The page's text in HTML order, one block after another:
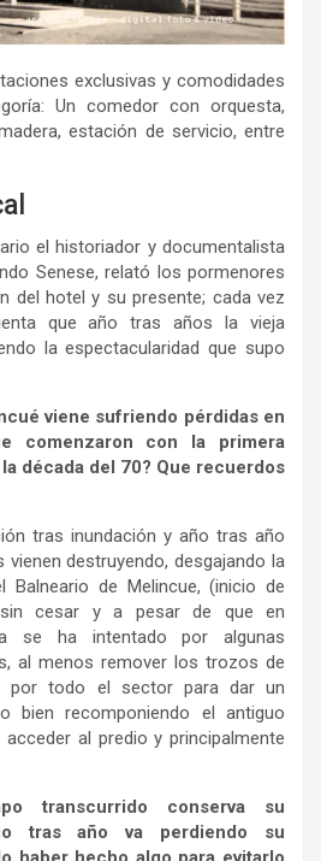
exclusivas y comodidades
Un comedor con orquesta,
estación de servicio, entre
el historiador y documentalista
Senese, relató los pormenores
del hotel y su presente; cada vez
que año tras años la vieja
la espectacularidad que supo
viene sufriendo pérdidas en
comenzaron con la primera
década del 70? Que recuerdos
tras inundación y año tras año
destruyendo, desgajando la
Balneario de Melincue, (inicio de
cesar y a pesar de que en
se ha intentado por algunas
al menos remover los trozos de
por todo el sector para dar un
bien recomponiendo el antiguo
al predio y principalmente
transcurrido conserva su
tras año va perdiendo su